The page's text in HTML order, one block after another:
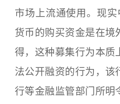
市场上流通使用。现
货币的购买资金是在境
得，这种募集行为本质
法公开融资的行为，该
行等金融监管部门所明